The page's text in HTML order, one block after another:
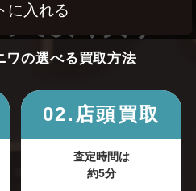
に入れる
ワの選べる買取方法
02.店頭買取
査定時間は
約5分